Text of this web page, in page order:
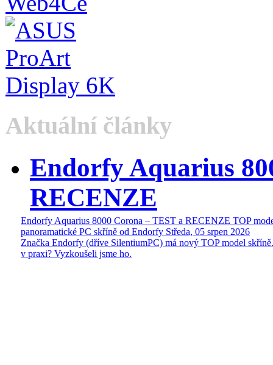
Aktuální články
Endorfy Aquarius
RECENZE
Endorfy Aquarius 8000 Corona – TEST a RECENZE TOP
panoramatické PC skříně od Endorfy Středa, 05 srpen 2026
Značka Endorfy (dříve SilentiumPC) má nový TOP model
v praxi? Vyzkoušeli jsme ho.